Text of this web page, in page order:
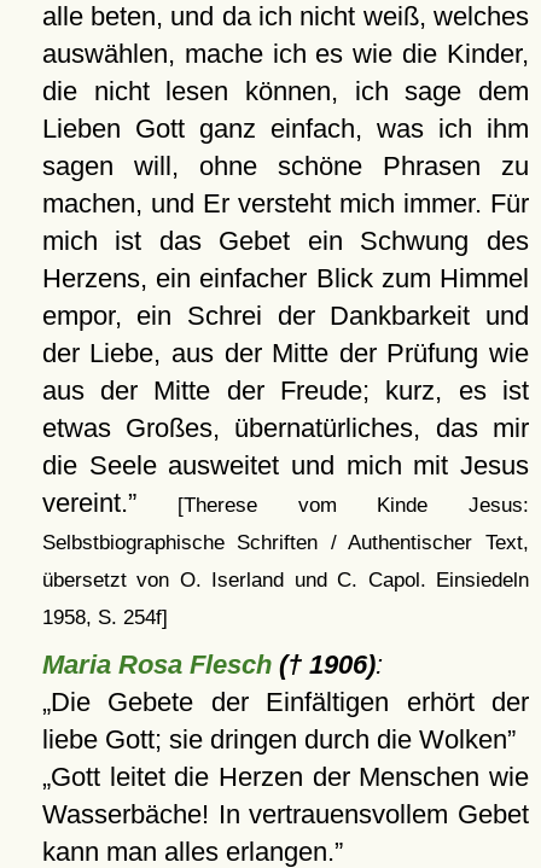
alle beten, und da ich nicht weiß, welches
auswählen, mache ich es wie die Kinder,
die nicht lesen können, ich sage dem
Lieben Gott ganz einfach, was ich ihm
sagen will, ohne schöne Phrasen zu
machen, und Er versteht mich immer. Für
mich ist das Gebet ein Schwung des
Herzens, ein einfacher Blick zum Himmel
empor, ein Schrei der Dankbarkeit und
der Liebe, aus der Mitte der Prüfung wie
aus der Mitte der Freude; kurz, es ist
etwas Großes, übernatürliches, das mir
die Seele ausweitet und mich mit Jesus
vereint.
[Therese vom Kinde Jesus:
Selbstbiographische Schriften / Authentischer Text,
übersetzt von O. Iserland und C. Capol. Einsiedeln
1958, S. 254f]
Maria Rosa Flesch(† 1906):
Die Gebete der Einfältigen erhört der
liebe Gott; sie dringen durch die Wolken
Gott leitet die Herzen der Menschen wie
Wasserbäche! In vertrauensvollem Gebet
kann man alles erlangen.